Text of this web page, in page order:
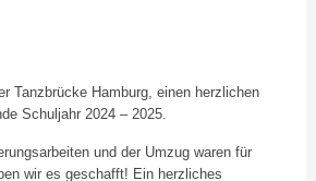
Tanzbrücke Hamburg, einen herzlichen
Schuljahr 2024 – 2025.
und der Umzug waren für
wir es geschafft! Ein herzliches